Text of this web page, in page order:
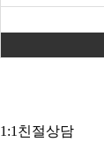
1:1친절상담